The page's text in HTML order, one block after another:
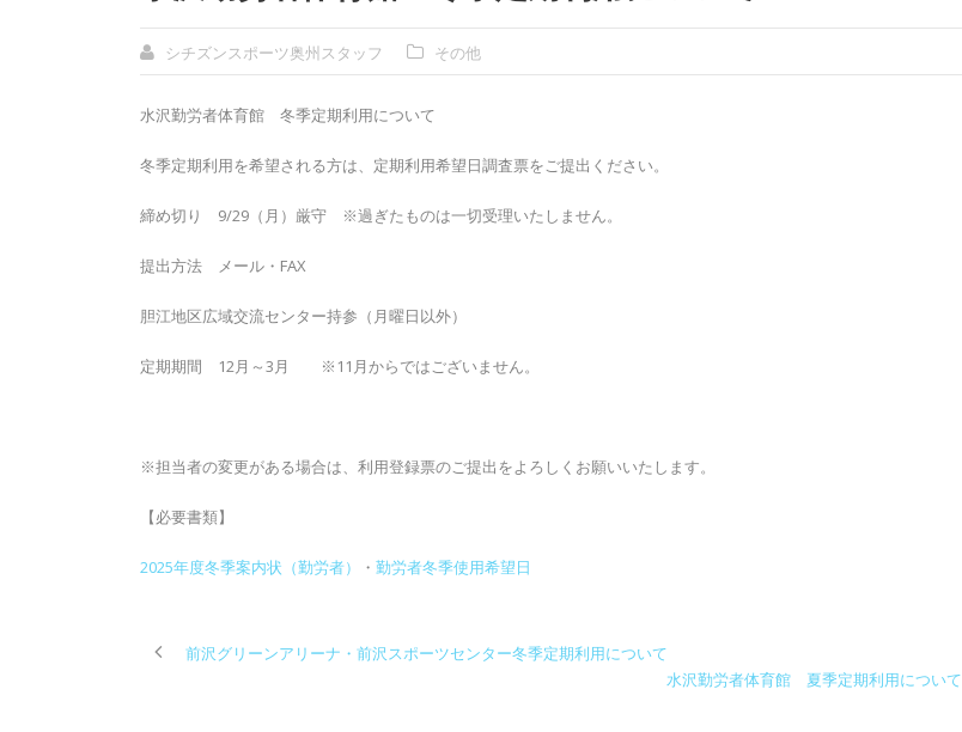
シチズンスポーツ奥州スタッフ その他
水沢勤労者体育館 冬季定期利用について
冬季定期利用を希望される方は、定期利用希望日調査票をご提出ください。
締め切り 9/29（月）厳守 ※過ぎたものは一切受理いたしません。
提出方法 メール・FAX
胆江地区広域交流センター持参（月曜日以外）
定期期間 12月～3月 ※11月からではございません。
※担当者の変更がある場合は、利用登録票のご提出をよろしくお願いいたします。
【必要書類】
2025年度冬季案内状（勤労者） ・ 勤労者冬季使用希望日
前沢グリーンアリーナ・前沢スポーツセンター冬季定期利用について
水沢勤労者体育館 夏季定期利用について